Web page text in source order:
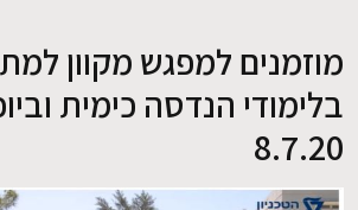
מחקר
חדשות ואירועים
קשרי תעשייה
מוזמנים למפגש מקוון
בלימודי הנדסה כימית
8.7.20